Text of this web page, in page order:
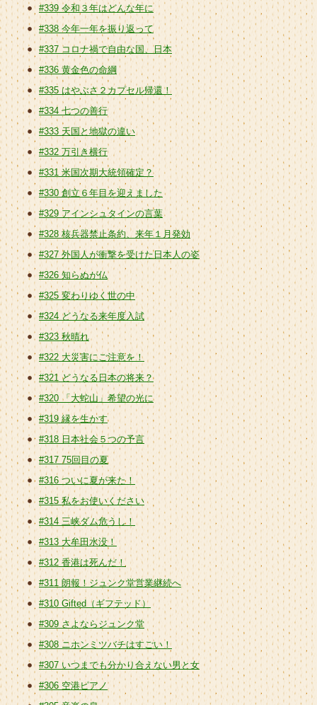
#339 令和３年はどんな年に
#338 今年一年を振り返って
#337 コロナ禍で自由な国、日本
#336 黄金色の命綱
#335 はやぶさ２カプセル帰還！
#334 七つの善行
#333 天国と地獄の違い
#332 万引き横行
#331 米国次期大統領確定？
#330 創立６年目を迎えました
#329 アインシュタインの言葉
#328 核兵器禁止条約、来年１月発効
#327 外国人が衝撃を受けた日本人の姿
#326 知らぬが仏
#325 変わりゆく世の中
#324 どうなる来年度入試
#323 秋晴れ
#322 大災害にご注意を！
#321 どうなる日本の将来？
#320 「大蛇山」希望の光に
#319 縁を生かす
#318 日本社会５つの予言
#317 75回目の夏
#316 ついに夏が来た！
#315 私をお使いください
#314 三峡ダム危うし！
#313 大牟田水没！
#312 香港は死んだ！
#311 朗報！ジュンク堂営業継続へ
#310 Gifted（ギフテッド）
#309 さよならジュンク堂
#308 ニホンミツバチはすごい！
#307 いつまでも分かり合えない男と女
#306 空港ピアノ